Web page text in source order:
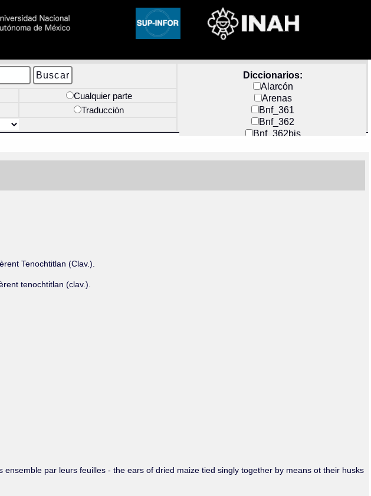
Diccionarios:
Alarcón
Arenas
Bnf_361
Bnf_362
Bnf_362bis
Docs_México
Cualquier parte
Traducción
Tenochtitlan (Clav.).
tenochtitlan (clav.).
par leurs feuilles - the ears of dried maize tied singly together by means ot their husks